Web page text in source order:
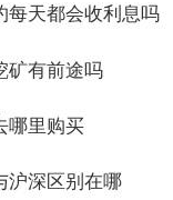
每天都会收利息吗
矿有前途吗
哪里购买
沪深区别在哪